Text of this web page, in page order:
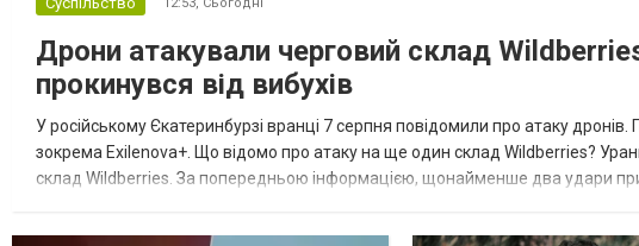
Дрони атакували черговий склад
прокинувся від вибухів
У російському Єкатеринбурзі вранці 7 серпня повідомили про атаку
зокрема Exilenova+. Що відомо про атаку на ще один склад Wildberries?
склад Wildberries. За попередньою інформацією, щонайменше два удари